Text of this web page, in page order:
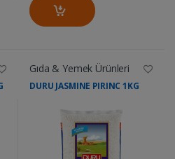
Gıda & Yemek Ürünleri
DURU JASMINE PIRINC 1KG